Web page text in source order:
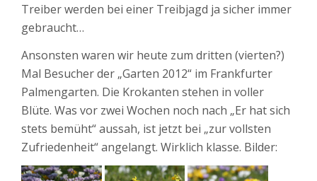
Treiber werden bei einer Treibjagd ja sicher immer
gebraucht…
Ansonsten waren wir heute zum dritten (vierten?)
Mal Besucher der „Garten 2012“ im Frankfurter
Palmengarten. Die Krokanten stehen in voller
Blüte. Was vor zwei Wochen noch nach „Er hat sich
stets bemüht“ aussah, ist jetzt bei „zur vollsten
Zufriedenheit“ angelangt. Wirklich klasse. Bilder: